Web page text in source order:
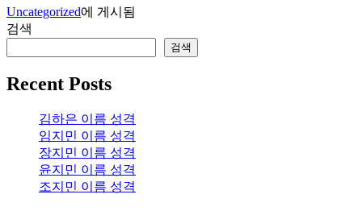
Uncategorized에 게시됨
검색
검색
Recent Posts
김하은 이름 성격
임지민 이름 성격
장지민 이름 성격
윤지민 이름 성격
조지민 이름 성격